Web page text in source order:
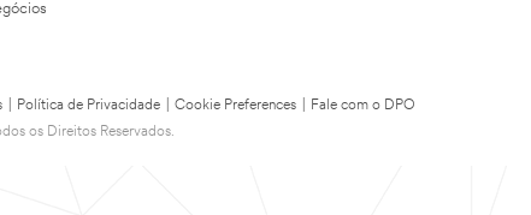
Política de Privacidade Cookie Preferences
Fale com o DPO
os Direitos Reservados.